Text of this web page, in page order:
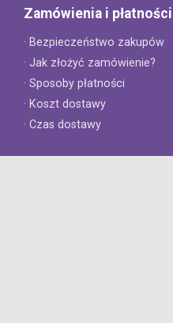
Zamówienia i płatności
· Bezpieczeństwo zakupów
· Jak złożyć zamówienie?
· Sposoby płatności
· Koszt dostawy
· Czas dostawy